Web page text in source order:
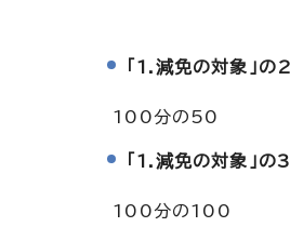
「1.減免の対象」
100分の50
「1.減免の対象」
100分の100